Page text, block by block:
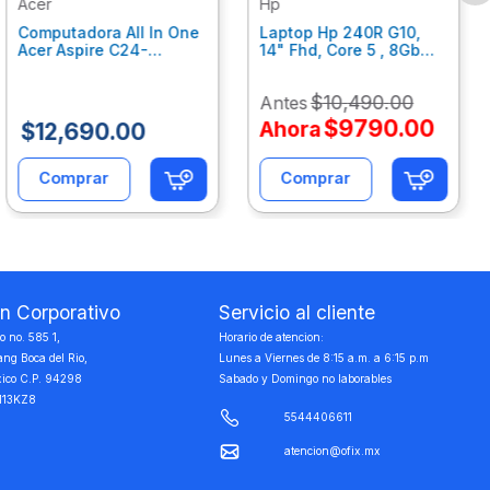
Computadora All In One
Acer Aspire C24-
Dq.Bmjal.002
$12,690.00
Comprar
Laptop Hp 240R G10,
14" Fhd, Core 5 , 8Gb
Antes$10,490.00
Ahora$9790.00
Comprar
Corporativo
no. 585 1,
Boca del Rio,
C.P. 94298
Servicio al cliente
Horario de atencion:
Lunes a Viernes de 8:15 a.m. a 6:15 p.m
Sabado y Domingo no laborables
5544406611
atencion@ofix.mx